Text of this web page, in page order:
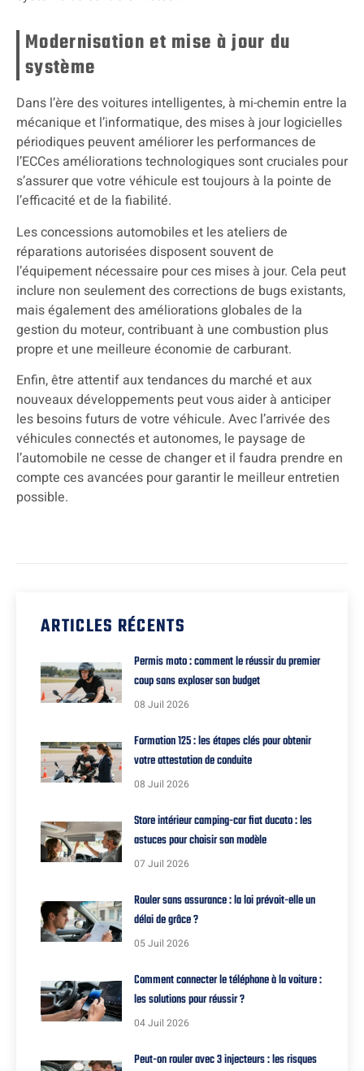
Modernisation et mise à jour du
système
Dans l’ère des voitures intelligentes, à mi-chemin entre la
mécanique et l’informatique, des mises à jour logicielles
périodiques peuvent améliorer les performances de
l’ECCes améliorations technologiques sont cruciales pour
s’assurer que votre véhicule est toujours à la pointe de
l’efficacité et de la fiabilité.
Les concessions automobiles et les ateliers de
réparations autorisées disposent souvent de
l’équipement nécessaire pour ces mises à jour. Cela peut
inclure non seulement des corrections de bugs existants,
mais également des améliorations globales de la
gestion du moteur, contribuant à une combustion plus
propre et une meilleure économie de carburant.
Enfin, être attentif aux tendances du marché et aux
nouveaux développements peut vous aider à anticiper
les besoins futurs de votre véhicule. Avec l’arrivée des
véhicules connectés et autonomes, le paysage de
l’automobile ne cesse de changer et il faudra prendre en
compte ces avancées pour garantir le meilleur entretien
possible.
ARTICLES RÉCENTS
Permis moto : comment le réussir du premier
coup sans exploser son budget
08 Juil 2026
Formation 125 : les étapes clés pour obtenir
votre attestation de conduite
08 Juil 2026
Store intérieur camping-car fiat ducato : les
astuces pour choisir son modèle
07 Juil 2026
Rouler sans assurance : la loi prévoit-elle un
délai de grâce ?
05 Juil 2026
Comment connecter le téléphone à la voiture :
les solutions pour réussir ?
04 Juil 2026
Peut-on rouler avec 3 injecteurs : les risques